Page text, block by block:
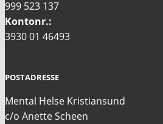
999 523 137
Kontonr.:
3930 01 46493
POSTADRESSE
Mental Helse Kristiansund
c/o Anette Scheen